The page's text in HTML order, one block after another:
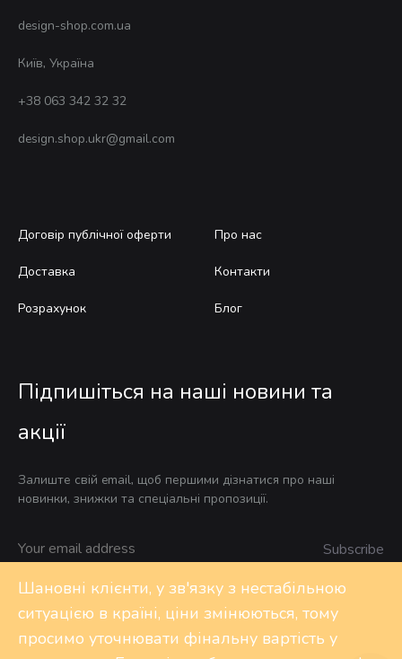
design-shop.com.ua
Київ, Україна
+38 063 342 32 32
design.shop.ukr@gmail.com
Договір публічної оферти
Доставка
Розрахунок
Про нас
Контакти
Блог
Підпишіться на наші новини та
акції
Залиште свій email, щоб першими дізнатися про наші
новинки, знижки та спеціальні пропозиції.
Privacy Policy Контакти
Шановні клієнти, у зв'язку з нестабільною
ситуацією в країні, ціни змінюються, тому
просимо уточнювати фінальну вартість у